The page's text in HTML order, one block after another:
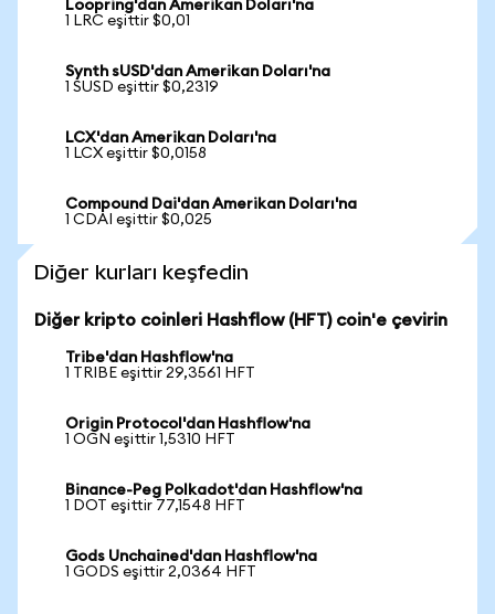
Loopring'dan Amerikan Doları'na
1 LRC eşittir $0,01
Synth sUSD'dan Amerikan Doları'na
1 SUSD eşittir $0,2319
LCX'dan Amerikan Doları'na
1 LCX eşittir $0,0158
Compound Dai'dan Amerikan Doları'na
1 CDAI eşittir $0,025
Diğer kurları keşfedin
Diğer kripto coinleri Hashflow (HFT) coin'e çevirin
Tribe'dan Hashflow'na
1 TRIBE eşittir 29,3561 HFT
Origin Protocol'dan Hashflow'na
1 OGN eşittir 1,5310 HFT
Binance-Peg Polkadot'dan Hashflow'na
1 DOT eşittir 77,1548 HFT
Gods Unchained'dan Hashflow'na
1 GODS eşittir 2,0364 HFT